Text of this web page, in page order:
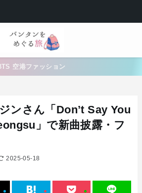
空港ファッション
ンさん「Don’t Say You
」で新曲披露・フ
2025-05-18